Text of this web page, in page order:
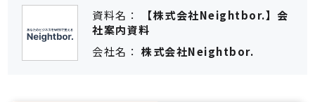
資料名
【株式会社Neightbor.】会
社案内資料
会社名
株式会社Neightbor.